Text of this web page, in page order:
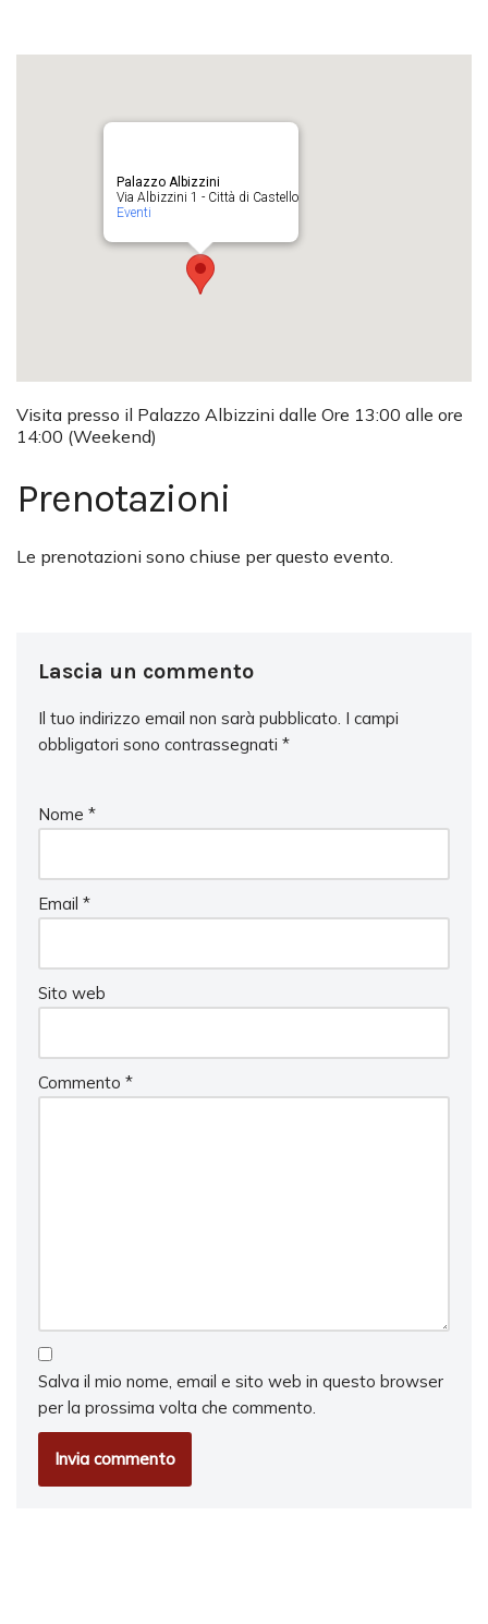
Palazzo Albizzini
Via Albizzini 1 - Città di Castello
Eventi
Visita presso il Palazzo Albizzini dalle Ore 13:00 alle ore
14:00 (Weekend)
Prenotazioni
Le prenotazioni sono chiuse per questo evento.
Lascia un commento
Il tuo indirizzo email non sarà pubblicato. I campi
obbligatori sono contrassegnati *
Nome *
Email *
Sito web
Commento *
Salva il mio nome, email e sito web in questo browser
per la prossima volta che commento.